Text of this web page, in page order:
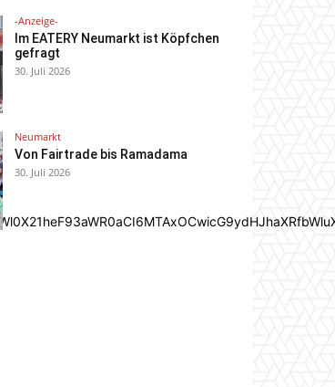
-Anzeige-
Im EATERY Neumarkt ist Köpfchen
gefragt
30. Juli 2026
Neumarkt
Von Fairtrade bis Ramadama
30. Juli 2026